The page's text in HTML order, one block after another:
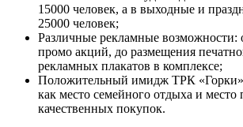
15000 человек, а в выходные и
25000 человек;
Различные рекламные возможности:
промо акций, до размещения
рекламных плакатов в комплексе;
Положительный имидж ТРК «Горки»
как место семейного отдыха и место
качественных покупок.